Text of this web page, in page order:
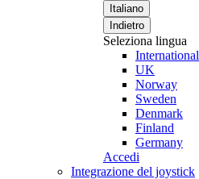
Italiano
Indietro
Seleziona lingua
International
UK
Norway
Sweden
Denmark
Finland
Germany
Accedi
Integrazione del joystick